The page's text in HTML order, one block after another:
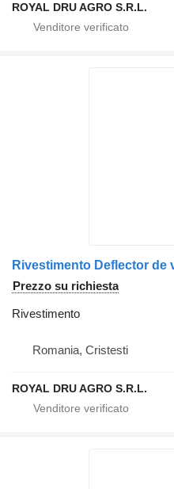
ROYAL DRU AGRO S.R.L.
Prezzo su richiesta
Rivestimento
Romania, Cristesti
ROYAL DRU AGRO S.R.L.